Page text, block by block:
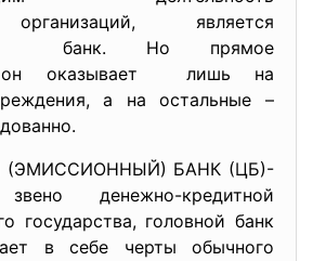
является
банк. Но прямое
он оказывает лишь на
а на остальные –
(ЭМИССИОННЫЙ) БАНК (ЦБ)-
денежно-кредитной
государства, головной банк
в себе черты обычного